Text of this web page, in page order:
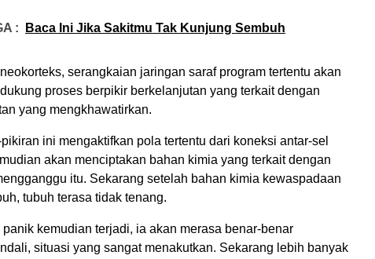
: Baca Ini Jika Sakitmu Tak Kunjung Sembuh
serangkaian jaringan saraf program tertentu akan
proses berpikir berkelanjutan yang terkait dengan
yang mengkhawatirkan.
ini mengaktifkan pola tertentu dari koneksi antar-sel
akan menciptakan bahan kimia yang terkait dengan
itu. Sekarang setelah bahan kimia kewaspadaan
tubuh terasa tidak tenang.
kemudian terjadi, ia akan merasa benar-benar
situasi yang sangat menakutkan. Sekarang lebih banyak